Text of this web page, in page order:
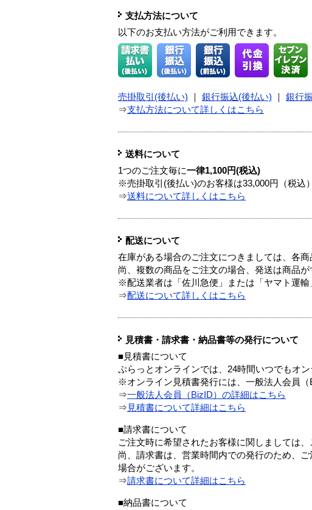
支払方法について
以下のお支払い方法がご利用できます。
売掛取引(後払い) 銀行振込(後払い) 銀行
⇒支払方法について詳しくはこちら
送料について
1つのご注文毎に一律1,100円(税込)
※売掛取引(後払い)のお客様は33,000円（税込
⇒送料について詳しくはこちら
配送について
在庫がある場合のご注文につきましては、各
尚、複数の商品をご注文の場合、発送は商品
※配送業者は「佐川急便」または「ヤマト運
⇒配送について詳しくはこちら
見積書・請求書・納品書等の発行について
■見積書について
ぷらっとオンラインでは、24時間いつでもオ
※オンライン見積書発行には、一般法人会員（
⇒一般法人会員（BizID）の詳細はこちら
⇒ 見積書について詳細はこちら
■請求書について
ご注文時に希望されたお客様に関しましては
尚、請求書は、営業時間内での発行のため、
場合がございます。
⇒請求書について詳細はこちら
■納品書について